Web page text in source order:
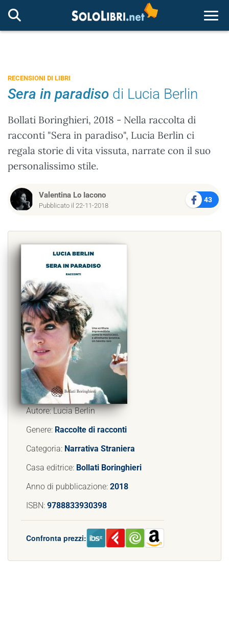
RECENSIONI DI LIBRI
Sera in paradiso di Lucia Berlin
Bollati Boringhieri, 2018 - Nella raccolta di
racconti "Sera in paradiso", Lucia Berlin ci
regala storie di vita vissuta, narrate con il suo
personalissimo stile.
Valentina Lo Iacono
Pubblicato il 22-11-2018
43
Autore: Lucia Berlin
Genere: Raccolte di racconti
Categoria: Narrativa Straniera
Casa editrice: Bollati Boringhieri
Anno di pubblicazione: 2018
ISBN: 9788833930398
Confronta prezzi: